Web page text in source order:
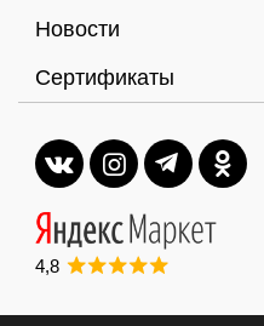
Новости
Сертификаты
4,8